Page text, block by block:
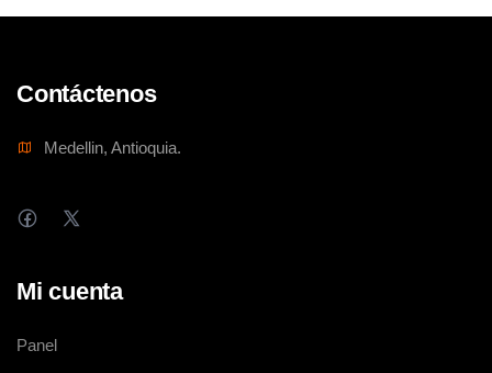
Contáctenos
Medellin, Antioquia.
Mi cuenta
Panel